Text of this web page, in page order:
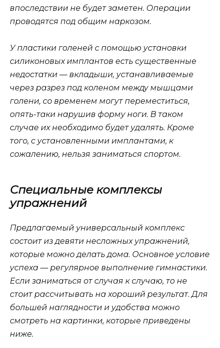
впоследствии не будет заметен. Операции
проводятся под общим наркозом.
У пластики голеней с помощью установки
силиконовых имплантов есть существенные
недостатки — вкладыши, устанавливаемые
через разрез под коленом между мышцами
голени, со временем могут переместиться,
опять-таки нарушив форму ноги. В таком
случае их необходимо будет удалять. Кроме
того, с установленными имплантами, к
сожалению, нельзя заниматься спортом.
Специальные комплексы
упражнений
Предлагаемый универсальный комплекс
состоит из девяти несложных упражнений,
которые можно делать дома. Основное условие
успеха — регулярное выполнение гимнастики.
Если заниматься от случая к случаю, то не
стоит рассчитывать на хороший результат. Для
большей наглядности и удобства можно
смотреть на картинки, которые приведены
ниже.